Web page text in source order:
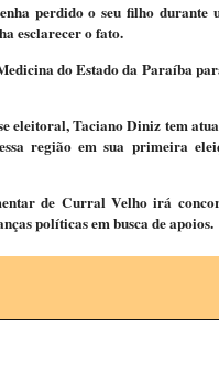
perdido o seu filhodurante
esclarecer o fato.
do Estado da Paraíba
eleitoral, Taciano Diniz tem
região em sua primeira
de Curral Velho irá
políticas em busca de apoios.